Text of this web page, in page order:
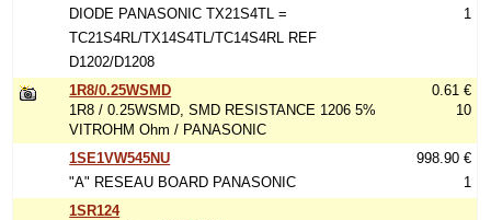
DIODE PANASONIC TX21S4TL =
TC21S4RL/TX14S4TL/TC14S4RL REF
D1202/D1208
1
1R8/0.25WSMD
1R8 / 0.25WSMD, SMD RESISTANCE 1206 5%
VITROHM Ohm / PANASONIC
0.61 €
10
1SE1VW545NU
"A" RESEAU BOARD PANASONIC
998.90 €
1
1SR124